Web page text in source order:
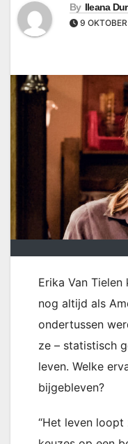
By Ileana
9
Erika Van Tielen
nog altijd als
ondertussen
ze – statistisch
leven. Welke
bijgebleven?
“Het leven